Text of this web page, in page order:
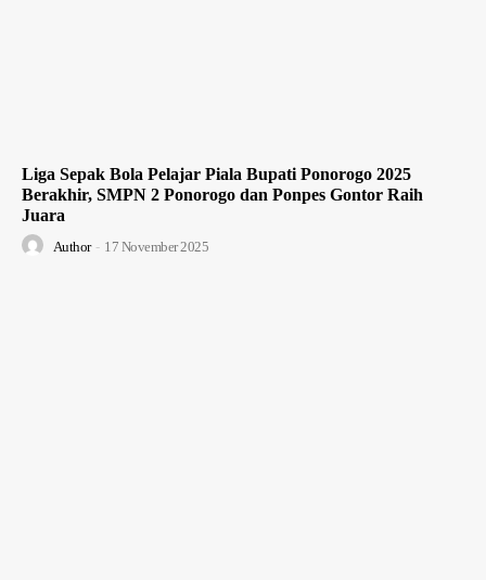
Liga Sepak Bola Pelajar Piala Bupati Ponorogo 2025
Berakhir, SMPN 2 Ponorogo dan Ponpes Gontor Raih
Juara
Author - 17 November 2025